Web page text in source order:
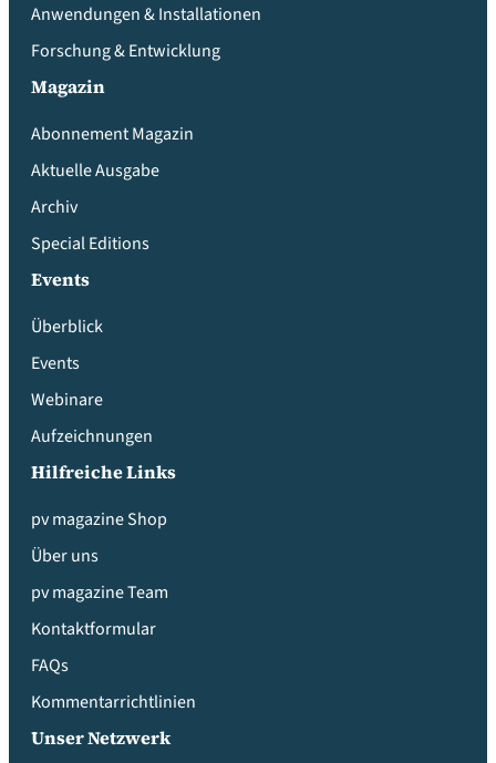
Anwendungen & Installationen
Forschung & Entwicklung
Magazin
Abonnement Magazin
Aktuelle Ausgabe
Archiv
Special Editions
Events
Überblick
Events
Webinare
Aufzeichnungen
Hilfreiche Links
pv magazine Shop
Über uns
pv magazine Team
Kontaktformular
FAQs
Kommentarrichtlinien
Unser Netzwerk